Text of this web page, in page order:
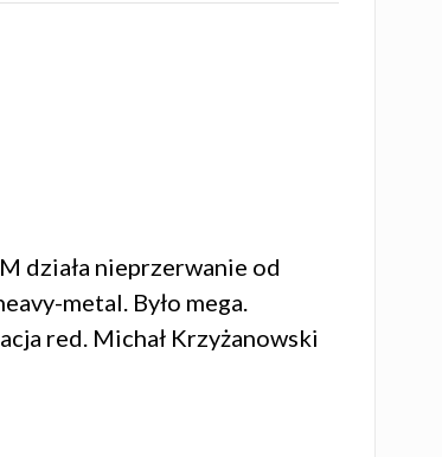
działa nieprzerwanie od
metal. Było mega.
red. Michał Krzyżanowski